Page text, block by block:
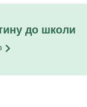
до школи